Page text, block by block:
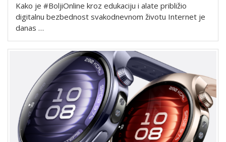
Kako je #BoljiOnline kroz edukaciju i alate približio
digitalnu bezbednost svakodnevnom životu Internet je
danas …